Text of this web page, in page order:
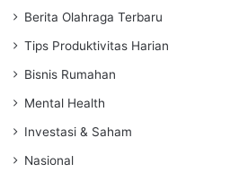
Berita Olahraga Terbaru
Tips Produktivitas Harian
Bisnis Rumahan
Mental Health
Investasi & Saham
Nasional